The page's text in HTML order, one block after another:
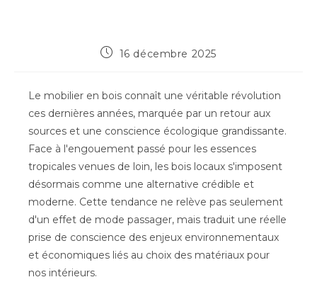
Publication
16 décembre 2025
Le mobilier en bois connaît une véritable révolution
ces dernières années, marquée par un retour aux
sources et une conscience écologique grandissante.
Face à l'engouement passé pour les essences
tropicales venues de loin, les bois locaux s'imposent
désormais comme une alternative crédible et
moderne. Cette tendance ne relève pas seulement
d'un effet de mode passager, mais traduit une réelle
prise de conscience des enjeux environnementaux
et économiques liés au choix des matériaux pour
nos intérieurs.